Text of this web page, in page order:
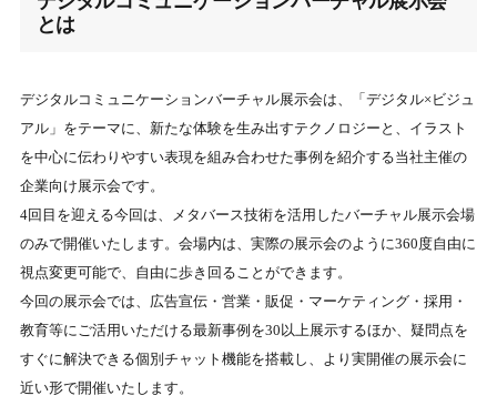
とは
デジタルコミュニケーションバーチャル展示会は、「デジタル×ビジュ
アル」をテーマに、新たな体験を生み出すテクノロジーと、イラスト
を中心に伝わりやすい表現を組み合わせた事例を紹介する当社主催の
企業向け展示会です。
4回目を迎える今回は、メタバース技術を活用したバーチャル展示会場
のみで開催いたします。会場内は、実際の展示会のように360度自由に
視点変更可能で、自由に歩き回ることができます。
今回の展示会では、広告宣伝・営業・販促・マーケティング・採⽤・
教育等にご活⽤いただける最新事例を30以上展示するほか、疑問点を
すぐに解決できる個別チャット機能を搭載し、より実開催の展示会に
近い形で開催いたします。